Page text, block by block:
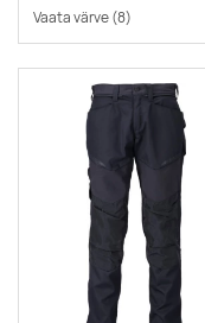
Vaata värve(8)